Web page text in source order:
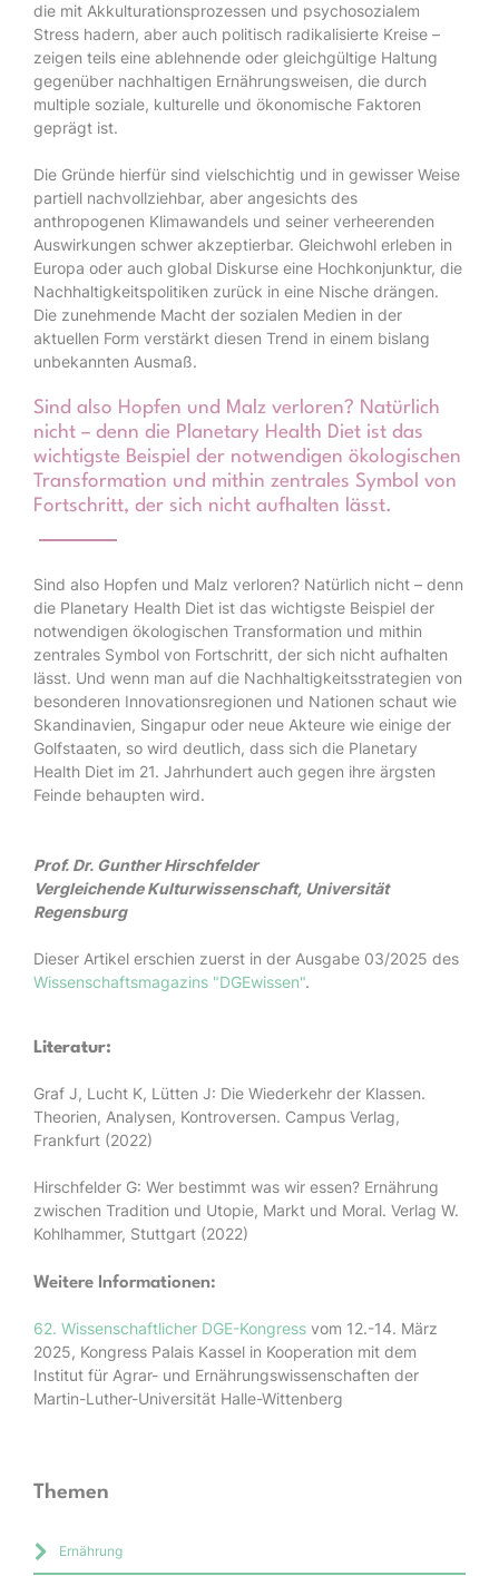
die mit Akkulturationsprozessen und psychosozialem
Stress hadern, aber auch politisch radikalisierte Kreise –
zeigen teils eine ablehnende oder gleichgültige Haltung
gegenüber nachhaltigen Ernährungsweisen, die durch
multiple soziale, kulturelle und ökonomische Faktoren
geprägt ist.
Die Gründe hierfür sind vielschichtig und in gewisser Weise
partiell nachvollziehbar, aber angesichts des
anthropogenen Klimawandels und seiner verheerenden
Auswirkungen schwer akzeptierbar. Gleichwohl erleben in
Europa oder auch global Diskurse eine Hochkonjunktur, die
Nachhaltigkeitspolitiken zurück in eine Nische drängen.
Die zunehmende Macht der sozialen Medien in der
aktuellen Form verstärkt diesen Trend in einem bislang
unbekannten Ausmaß.
Sind also Hopfen und Malz verloren? Natürlich
nicht – denn die Planetary Health Diet ist das
wichtigste Beispiel der notwendigen ökologischen
Transformation und mithin zentrales Symbol von
Fortschritt, der sich nicht aufhalten lässt.
Sind also Hopfen und Malz verloren? Natürlich nicht – denn
die Planetary Health Diet ist das wichtigste Beispiel der
notwendigen ökologischen Transformation und mithin
zentrales Symbol von Fortschritt, der sich nicht aufhalten
lässt. Und wenn man auf die Nachhaltigkeitsstrategien von
besonderen Innovationsregionen und Nationen schaut wie
Skandinavien, Singapur oder neue Akteure wie einige der
Golfstaaten, so wird deutlich, dass sich die Planetary
Health Diet im 21. Jahrhundert auch gegen ihre ärgsten
Feinde behaupten wird.
Prof. Dr. Gunther Hirschfelder
Vergleichende Kulturwissenschaft, Universität
Regensburg
Dieser Artikel erschien zuerst in der Ausgabe 03/2025 des
Wissenschaftsmagazins "DGEwissen".
Literatur:
Graf J, Lucht K, Lütten J: Die Wiederkehr der Klassen.
Theorien, Analysen, Kontroversen. Campus Verlag,
Frankfurt (2022)
Hirschfelder G: Wer bestimmt was wir essen? Ernährung
zwischen Tradition und Utopie, Markt und Moral. Verlag W.
Kohlhammer, Stuttgart (2022)
Weitere Informationen:
62. Wissen­schaft­lich­er DGE-Kon­gress vom 12.-14. März
2025, Kongress Palais Kassel in Kooperation mit dem
Institut für Agrar- und Ernährungswissenschaften der
Martin-Luther-Universität Halle-Wittenberg
Themen
Ernährung